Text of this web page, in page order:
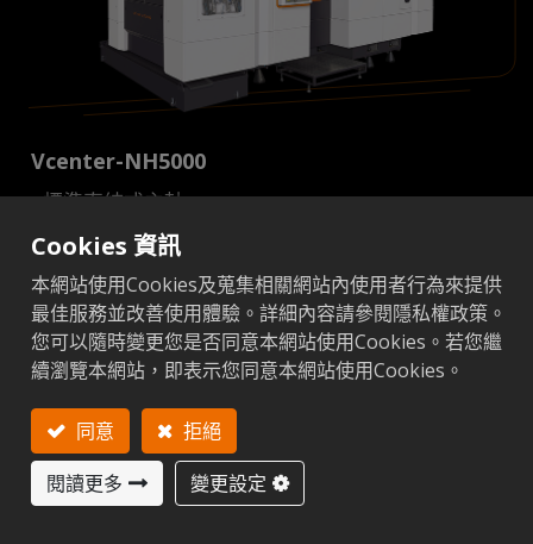
Vcenter-NH5000
標準直結式主軸
12000 rpm BBT-40 配備高輸出功率 18.5 kW 主軸
快速進給：48 / 48 / 48 米/分鐘
行程(X/Y/Z)：800 / 700 / 800 mm
滾柱式直線滑軌
詳細規格
Cookies 資訊
本網站使用Cookies及蒐集相關網站內使用者行為來提供
最佳服務並改善使用體驗。詳細內容請參閱隱私權政策。
您可以隨時變更您是否同意本網站使用Cookies。若您繼
續瀏覽本網站，即表示您同意本網站使用Cookies。
同意
拒絕
閱讀更多
變更設定